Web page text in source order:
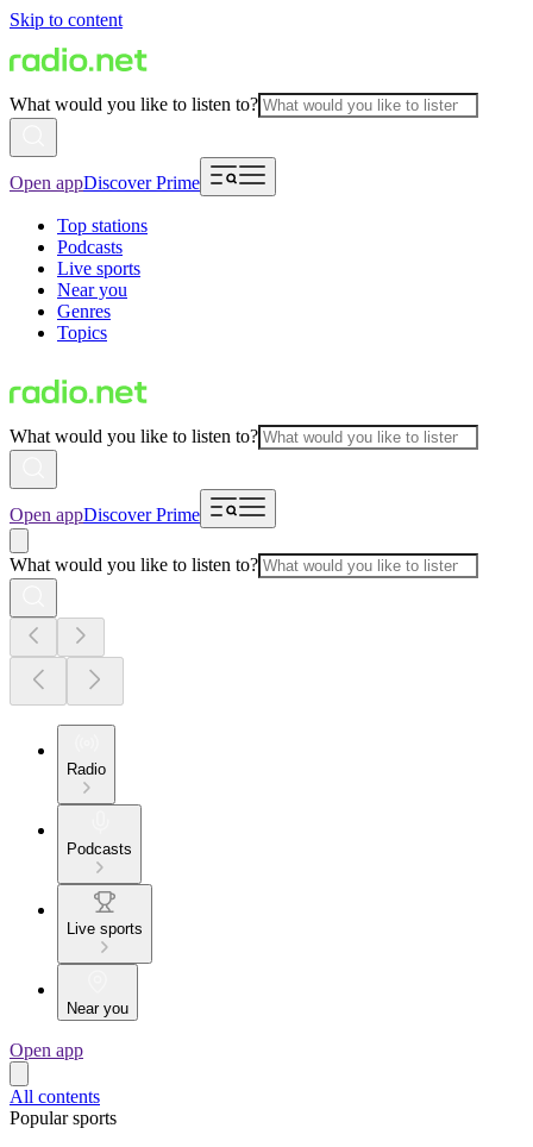
Skip to content
What would you like to listen to?
Open appDiscover Prime
Top stations
Podcasts
Live sports
Near you
Genres
Topics
What would you like to listen to?
Open appDiscover Prime
What would you like to listen to?
Radio
Podcasts
Live sports
Near you
Open app
All contents
Popular sports